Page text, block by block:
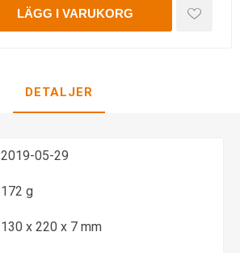
LÄGG I VARUKORG
DETALJER
2019-05-29
172 g
130 x 220 x 7 mm